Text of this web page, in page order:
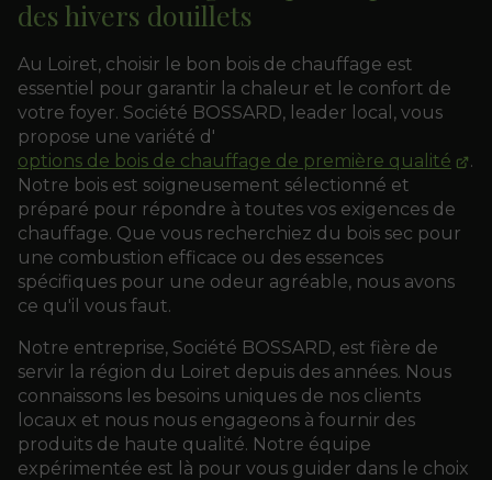
des hivers douillets
Au Loiret, choisir le bon bois de chauffage est
essentiel pour garantir la chaleur et le confort de
votre foyer. Société BOSSARD, leader local, vous
propose une variété d'
options de bois de chauffage de première qualité
.
Notre bois est soigneusement sélectionné et
préparé pour répondre à toutes vos exigences de
chauffage. Que vous recherchiez du bois sec pour
une combustion efficace ou des essences
spécifiques pour une odeur agréable, nous avons
ce qu'il vous faut.
Notre entreprise, Société BOSSARD, est fière de
servir la région du Loiret depuis des années. Nous
connaissons les besoins uniques de nos clients
locaux et nous nous engageons à fournir des
produits de haute qualité. Notre équipe
expérimentée est là pour vous guider dans le choix